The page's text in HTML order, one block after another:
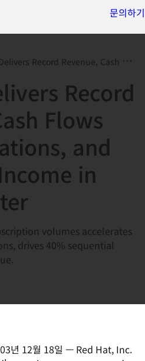
문의하기
Revenue, Cash Flows From Operations, and Opera...
Record
Flows
and
in
volumes accelerates
drives 40% sequential
년 12월 18일 — Red Hat, Inc.